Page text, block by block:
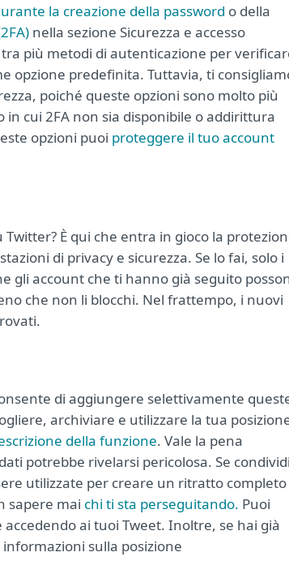
la creazione della password o della
nella sezione Sicurezza e accesso
più metodi di autenticazione per
opzione predefinita. Tuttavia, ti
poiché queste opzioni sono molto più
in cui 2FA non sia disponibile o addirittura
opzioni puoi proteggere il tuo account
È qui che entra in gioco la
di privacy e sicurezza. Se lo fai, solo i
gli account che ti hanno già seguito
che non li blocchi. Nel frattempo, i nuovi
di aggiungere selettivamente
archiviare e utilizzare la tua
della funzione. Vale la pena
potrebbe rivelarsi pericolosa. Se condividi
utilizzate per creare un ritratto completo
sapere mai chi ti sta perseguitando. Puoi
ai tuoi Tweet. Inoltre, se hai già
sulla posizione